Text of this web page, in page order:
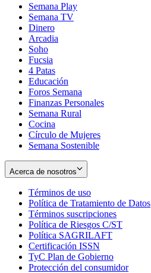
Semana Play
Semana TV
Dinero
Arcadia
Soho
in
new
window
Fucsia
in
new
window
4 Patas
Educación
Foros Semana
Finanzas Personales
Semana Rural
Cocina
Círculo de Mujeres
Semana Sostenible
Acerca de nosotros
Términos de uso
in
new
window
Política de Tratamiento de Datos
Términos suscripciones
in
Política de Riesgos C/ST
Política SAGRILAFT
new
window
Certificación ISSN
in
new
TyC Plan de Gobierno
in
Protección del consumidorOpens